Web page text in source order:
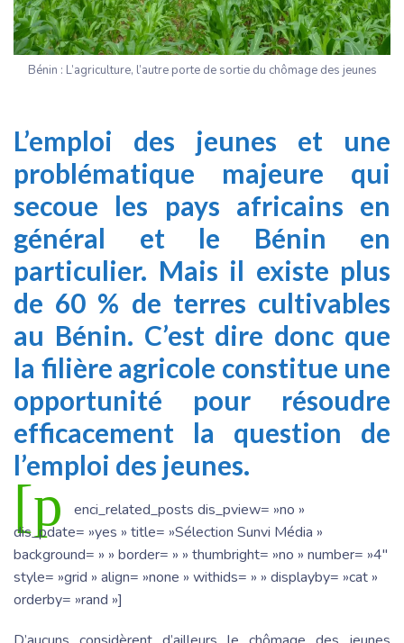
Bénin : L’agriculture, l’autre porte de sortie du chômage des jeunes
L’emploi des jeunes et une
problématique majeure qui
secoue les pays africains en
général et le Bénin en
particulier. Mais il existe plus
de 60 % de terres cultivables
au Bénin. C’est dire donc que
la filière agricole constitue une
opportunité pour résoudre
efficacement la question de
l’emploi des jeunes.
[p
enci_related_posts dis_pview= »no »
dis_pdate= »yes » title= »Sélection Sunvi Média »
background= » » border= » » thumbright= »no » number= »4″
style= »grid » align= »none » withids= » » displayby= »cat »
orderby= »rand »]